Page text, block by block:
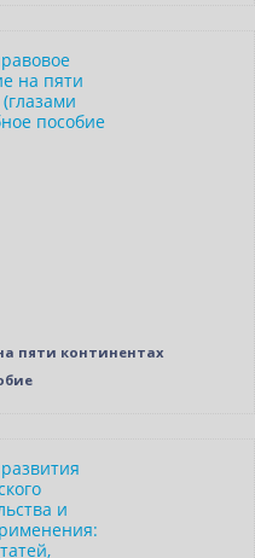
пяти континентах